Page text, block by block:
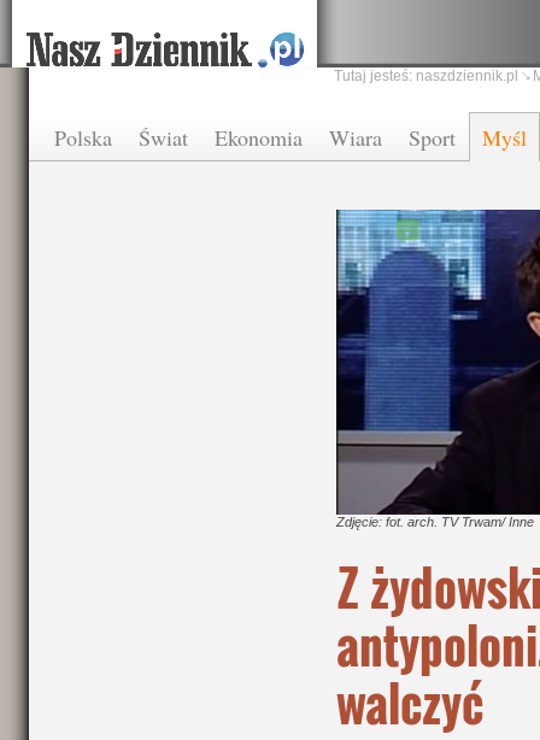
Polska Świat Ekonomia Wiara Sport Myśl
Tutaj jesteś: naszdziennik.pl
Zdjęcie: fot. arch. TV Trwam/ Inne
Z
walczyć